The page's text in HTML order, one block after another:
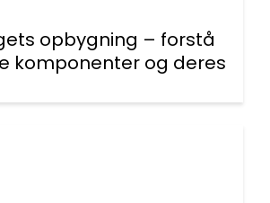
opbygning – forstå
komponenter og deres